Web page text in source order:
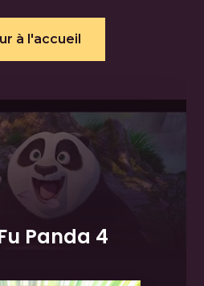
à l'accueil
Panda 4